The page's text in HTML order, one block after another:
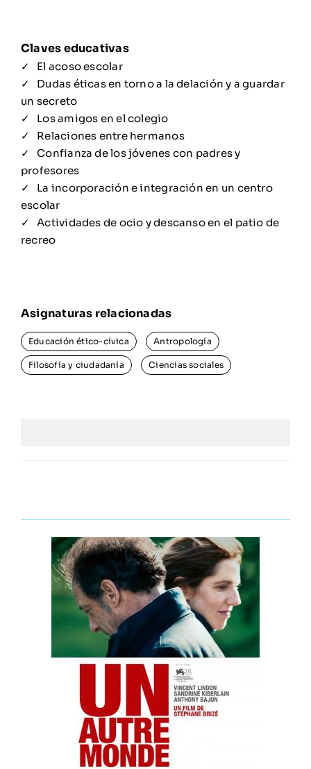
El acoso escolar
Dudas éticas en torno a la delación y a guardar
un secreto
Los amigos en el colegio
Relaciones entre hermanos
Confianza de los jóvenes con padres y
profesores
La incorporación e integración en un centro
escolar
Actividades de ocio y descanso en el patio de
recreo
Educación ético-cívica Antropología
Filosofía y ciudadanía Ciencias sociales